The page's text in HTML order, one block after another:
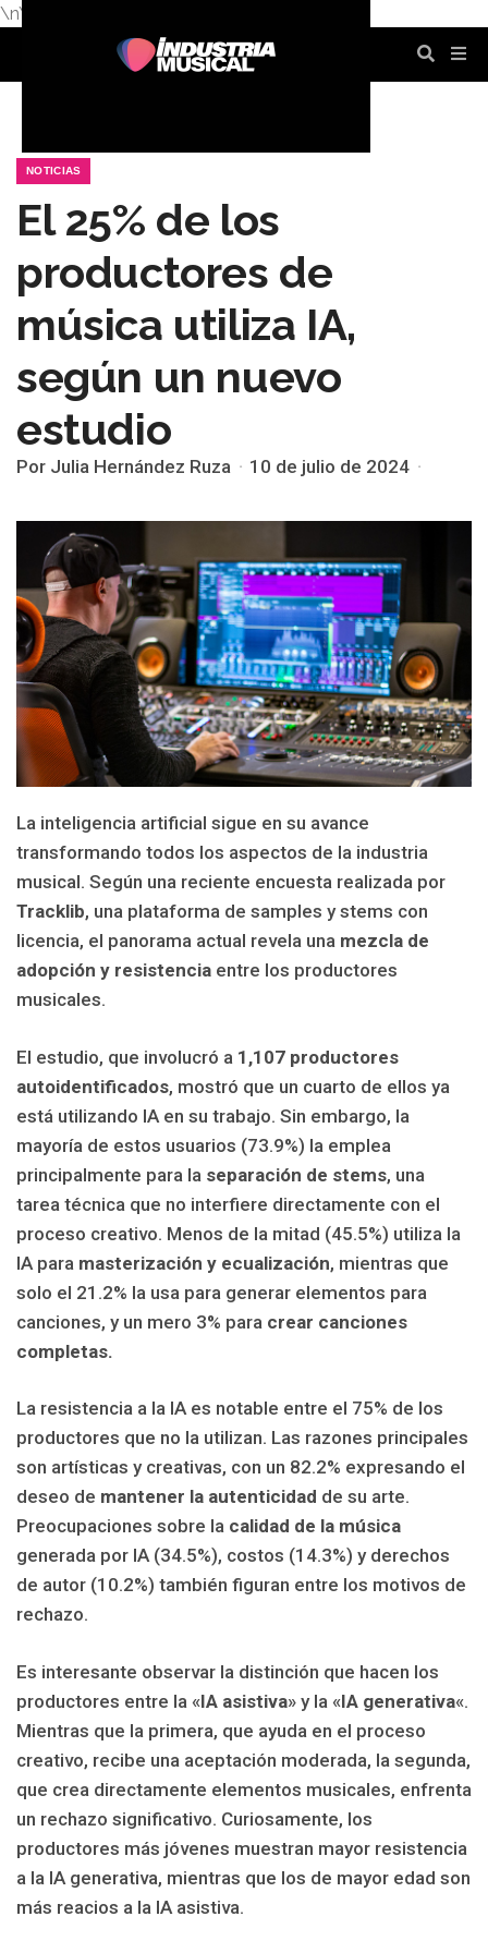
\n\n
NOTICIAS
El 25% de los
productores de
música utiliza IA,
según un nuevo
estudio
Por Julia Hernández Ruza 10 de julio de 2024
La inteligencia artificial sigue en su avance
transformando todos los aspectos de la industria
musical. Según una reciente encuesta realizada por
Tracklib, una plataforma de samples y stems con
licencia, el panorama actual revela una mezcla de
adopción y resistencia entre los productores
musicales.
El estudio, que involucró a 1,107 productores
autoidentificados, mostró que un cuarto de ellos ya
está utilizando IA en su trabajo. Sin embargo, la
mayoría de estos usuarios (73.9%) la emplea
principalmente para la separación de stems, una
tarea técnica que no interfiere directamente con el
proceso creativo. Menos de la mitad (45.5%) utiliza la
IA para masterización y ecualización, mientras que
solo el 21.2% la usa para generar elementos para
canciones, y un mero 3% para crear canciones
completas.
La resistencia a la IA es notable entre el 75% de los
productores que no la utilizan. Las razones principales
son artísticas y creativas, con un 82.2% expresando el
deseo de mantener la autenticidad de su arte.
Preocupaciones sobre la calidad de la música
generada por IA (34.5%), costos (14.3%) y derechos
de autor (10.2%) también figuran entre los motivos de
rechazo.
Es interesante observar la distinción que hacen los
productores entre la «IA asistiva» y la «IA generativa«.
Mientras que la primera, que ayuda en el proceso
creativo, recibe una aceptación moderada, la segunda,
que crea directamente elementos musicales, enfrenta
un rechazo significativo. Curiosamente, los
productores más jóvenes muestran mayor resistencia
a la IA generativa, mientras que los de mayor edad son
más reacios a la IA asistiva.